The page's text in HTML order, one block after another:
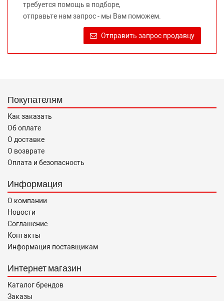
Требование предоставлять покупателю необходимую и
достоверную информацию о товаре, предлагаемом к
продаже, обеспечивающую возможность их правильного
выбора возложено на продавца (изготовителя) Законом
«О защите прав потребителей».
требуется помощь в подборе,
отправьте нам запрос - мы Вам поможем.
Отправить запрос продавцу
Покупателям
Как заказать
Об оплате
О доставке
О возврате
Оплата и безопасность
Информация
О компании
Новости
Соглашение
Контакты
Информация поставщикам
Интернет магазин
Каталог брендов
Заказы